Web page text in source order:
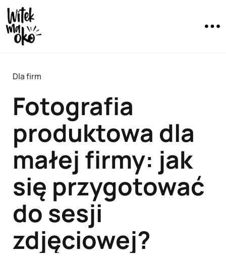
Dla firm
Fotografia
produktowa dla
małej firmy: jak
się przygotować
do sesji
zdjęciowej?